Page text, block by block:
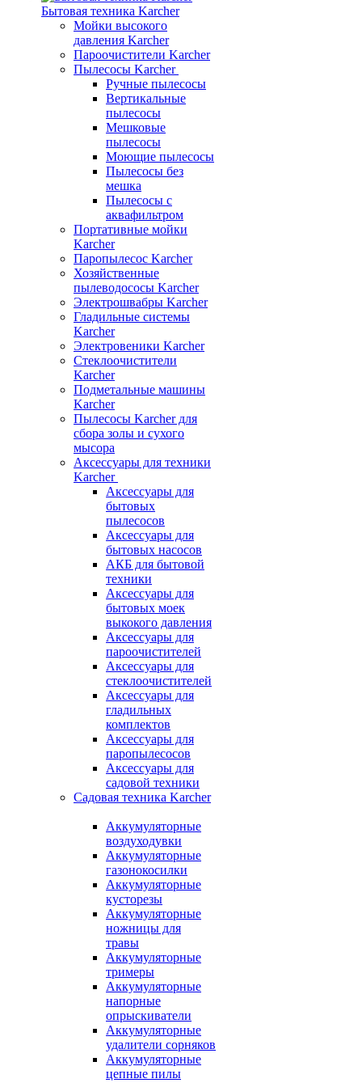
Бытовая техника Karcher
Мойки высокого
давления Karcher
Пароочистители Karcher
Пылесосы Karcher
Ручные пылесосы
Вертикальные
пылесосы
Мешковые
пылесосы
Моющие пылесосы
Пылесосы без
мешка
Пылесосы с
аквафильтром
Портативные мойки
Karcher
Паропылесос Karcher
Хозяйственные
пылеводососы Karcher
Электрошвабры Karcher
Гладильные системы
Karcher
Электровеники Karcher
Стеклоочистители
Karcher
Подметальные машины
Karcher
Пылесосы Karcher для
сбора золы и сухого
мысора
Аксессуары для техники
Karcher
Аксессуары для
бытовых
пылесосов
Аксессуары для
бытовых насосов
АКБ для бытовой
техники
Аксессуары для
бытовых моек
выкокого давления
Аксессуары для
пароочистителей
Аксессуары для
стеклоочистителей
Аксессуары для
гладильных
комплектов
Аксессуары для
паропылесосов
Аксессуары для
садовой техники
Садовая техника Karcher
Аккумуляторные
воздуходувки
Аккумуляторные
газонокосилки
Аккумуляторные
кусторезы
Аккумуляторные
ножницы для
травы
Аккумуляторные
тримеры
Аккумуляторные
напорные
опрыскиватели
Аккумуляторные
удалители сорняков
Аккумуляторные
цепные пилы